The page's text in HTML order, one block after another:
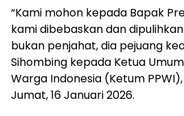
“Kami mohon kepada Bapak
kami dibebaskan dan
bukan penjahat, dia pejuang
Sihombing kepada Ketua
Warga Indonesia (Ketum
Jumat, 16 Januari 2026.